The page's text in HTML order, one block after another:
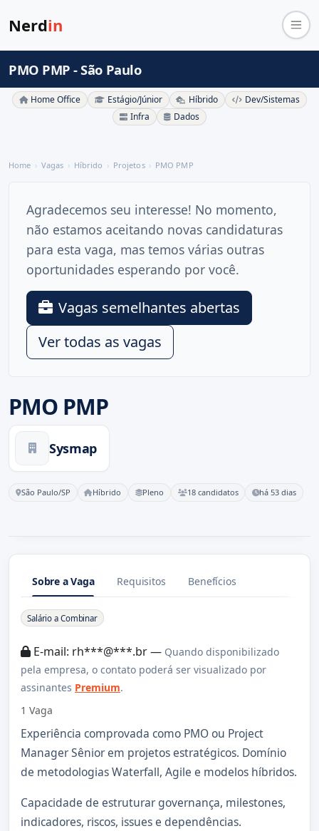
Nerdin
PMO PMP - São Paulo
Home Office Estágio/Júnior Híbrido
Dev/Sistemas
Infra
Dados
Home Vagas Híbrido Projetos PMO PMP
PMO PMP
Sysmap
São Paulo/SP Híbrido Pleno 18 candidatos há 53 dias
Agradecemos seu interesse! No momento,
não estamos aceitando novas candidaturas
para esta vaga, mas temos várias outras
oportunidades esperando por você.
Vagas semelhantes abertas
Ver todas as vagas
Sobre a Vaga Requisitos Benefícios
Sobre a Vaga
Salário a Combinar
E-mail: rh***@***.br — Quando disponibilizado
pela empresa, o contato poderá ser visualizado por
assinantes Premium.
1 Vaga
Experiência comprovada como PMO ou Project
Manager Sênior em projetos estratégicos. Domínio
de metodologias Waterfall, Agile e modelos híbridos.
Capacidade de estruturar governança, milestones,
indicadores, riscos, issues e dependências.